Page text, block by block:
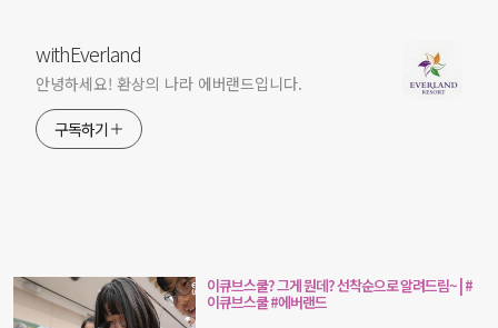
withEverland
안녕하세요! 환상의 나라 에버랜드입니다.
구독하기
이큐브스쿨? 그게 뭔데? 선착순으로 알려드림~ | #
이큐브스쿨 #에버랜드